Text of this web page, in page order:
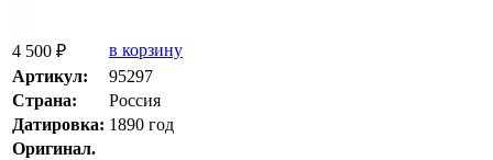
4 500 ₽
в корзину
Артикул:
95297
Страна:
Россия
Датировка: 1890 год
Оригинал.